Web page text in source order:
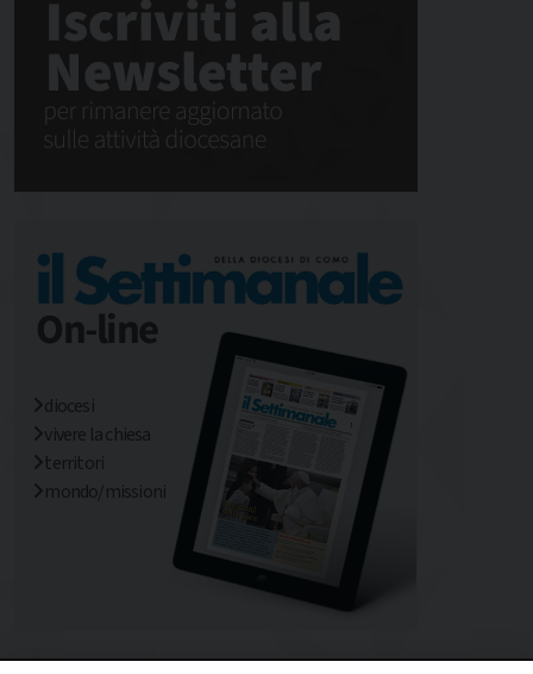
diocesi
vivere la chiesa
territori
mondo/missioni